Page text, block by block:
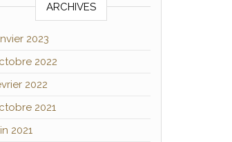
ARCHIVES
2023
2022
2022
2021
2021